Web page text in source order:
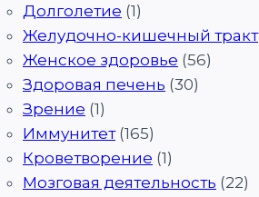
Долголетие (1)
Желудочно-кишечный тракт
Женское здоровье (56)
Здоровая печень (30)
Зрение (1)
Иммунитет (165)
Кроветворение (1)
Мозговая деятельность (22)